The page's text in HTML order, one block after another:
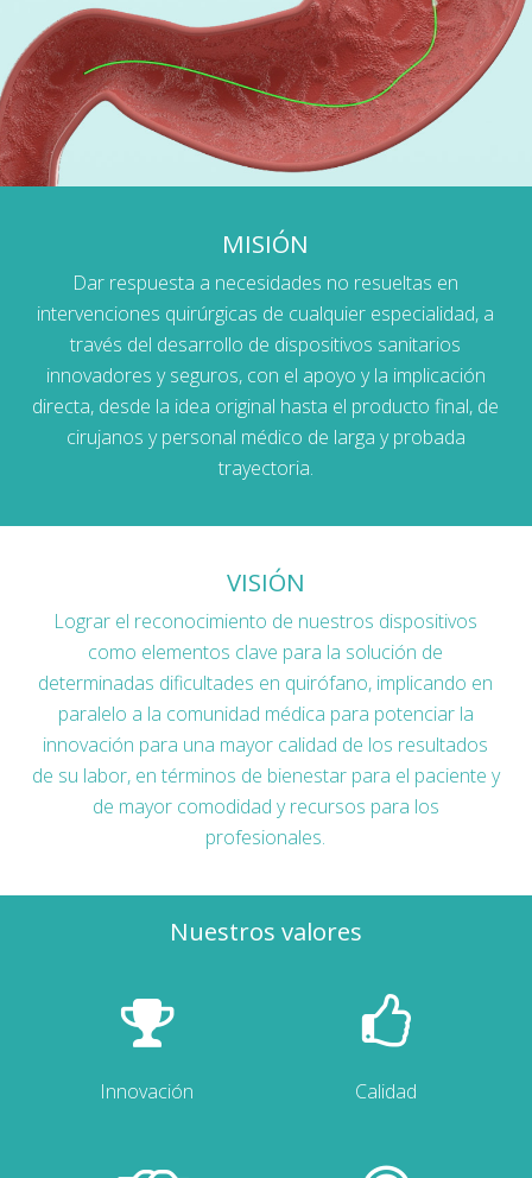
MISIÓN
Dar respuesta a necesidades no resueltas en
intervenciones quirúrgicas de cualquier especialidad, a
través del desarrollo de dispositivos sanitarios
innovadores y seguros, con el apoyo y la implicación
directa, desde la idea original hasta el producto final, de
cirujanos y personal médico de larga y probada
trayectoria.
VISIÓN
Lograr el reconocimiento de nuestros dispositivos
como elementos clave para la solución de
determinadas dificultades en quirófano, implicando en
paralelo a la comunidad médica para potenciar la
innovación para una mayor calidad de los resultados
de su labor, en términos de bienestar para el paciente y
de mayor comodidad y recursos para los
profesionales.
Nuestros valores
Innovación Calidad